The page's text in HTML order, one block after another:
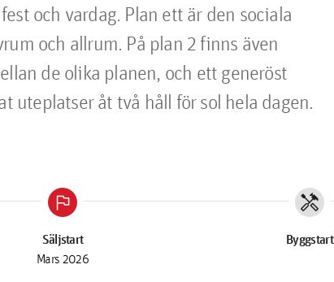
och vardag. Plan ett är den sociala
och allrum. På plan 2 finns även
de olika planen, och ett generöst
uteplatser åt två håll för sol hela dagen.
flag
Säljstart
Mars 2026
handyman
Byggstart